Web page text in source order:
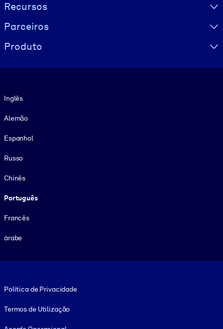
Recursos
Parceiros
Produto
Inglês
Alemão
Espanhol
Russo
Chinês
Português
Francês
árabe
Política de Privacidade
Termos de Utilização